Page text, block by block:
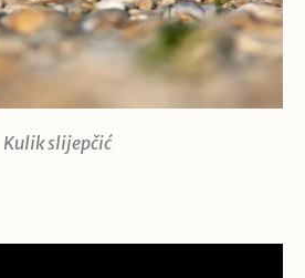
Kulik slijepčić